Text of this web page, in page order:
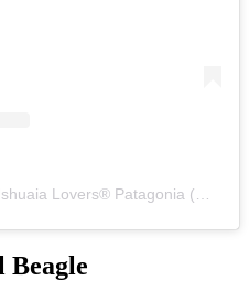
Une publication partagée par Ushuaia Lovers® Patagonia (@ushuaialovers)
Beagle